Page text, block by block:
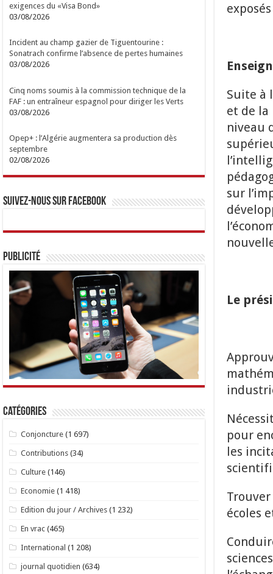
Suite à
et de la
niveau
sur
Le
pour
les
écoles
exigences du «Visa Bond»
03/08/2026
Incident au champ gazier de Tiguentourine :
Sonatrach confirme l’absence de pertes humaines
03/08/2026
Cinq noms soumis à la commission technique de la
FAF : un entraîneur espagnol pour diriger les Verts
03/08/2026
Opep+ : l’Algérie augmentera sa production dès
septembre
02/08/2026
Suivez-nous sur Facebook
Publicité
Catégories
Conjoncture (1 697)
Contributions (34)
Culture (146)
Economie (1 418)
Edition du jour / Archives (1 232)
En vrac (465)
International (1 208)
journal quotidien (634)